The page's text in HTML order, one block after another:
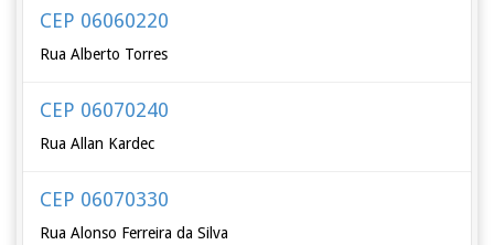
CEP 06060220
Rua Alberto Torres
CEP 06070240
Rua Allan Kardec
CEP 06070330
Rua Alonso Ferreira da Silva